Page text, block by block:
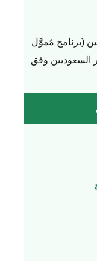
(برنامج مُموَّل
السعوديين وفق